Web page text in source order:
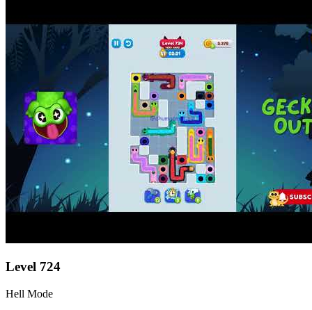
Level 724
Hell Mode